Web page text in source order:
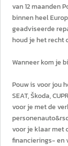
van 12 maanden
binnen heel
geadviseerde
houd je het recht
Wanneer kom je
Pouw is voor jou
SEAT, Škoda,
voor je met de
voor je klaar met
financierings- en